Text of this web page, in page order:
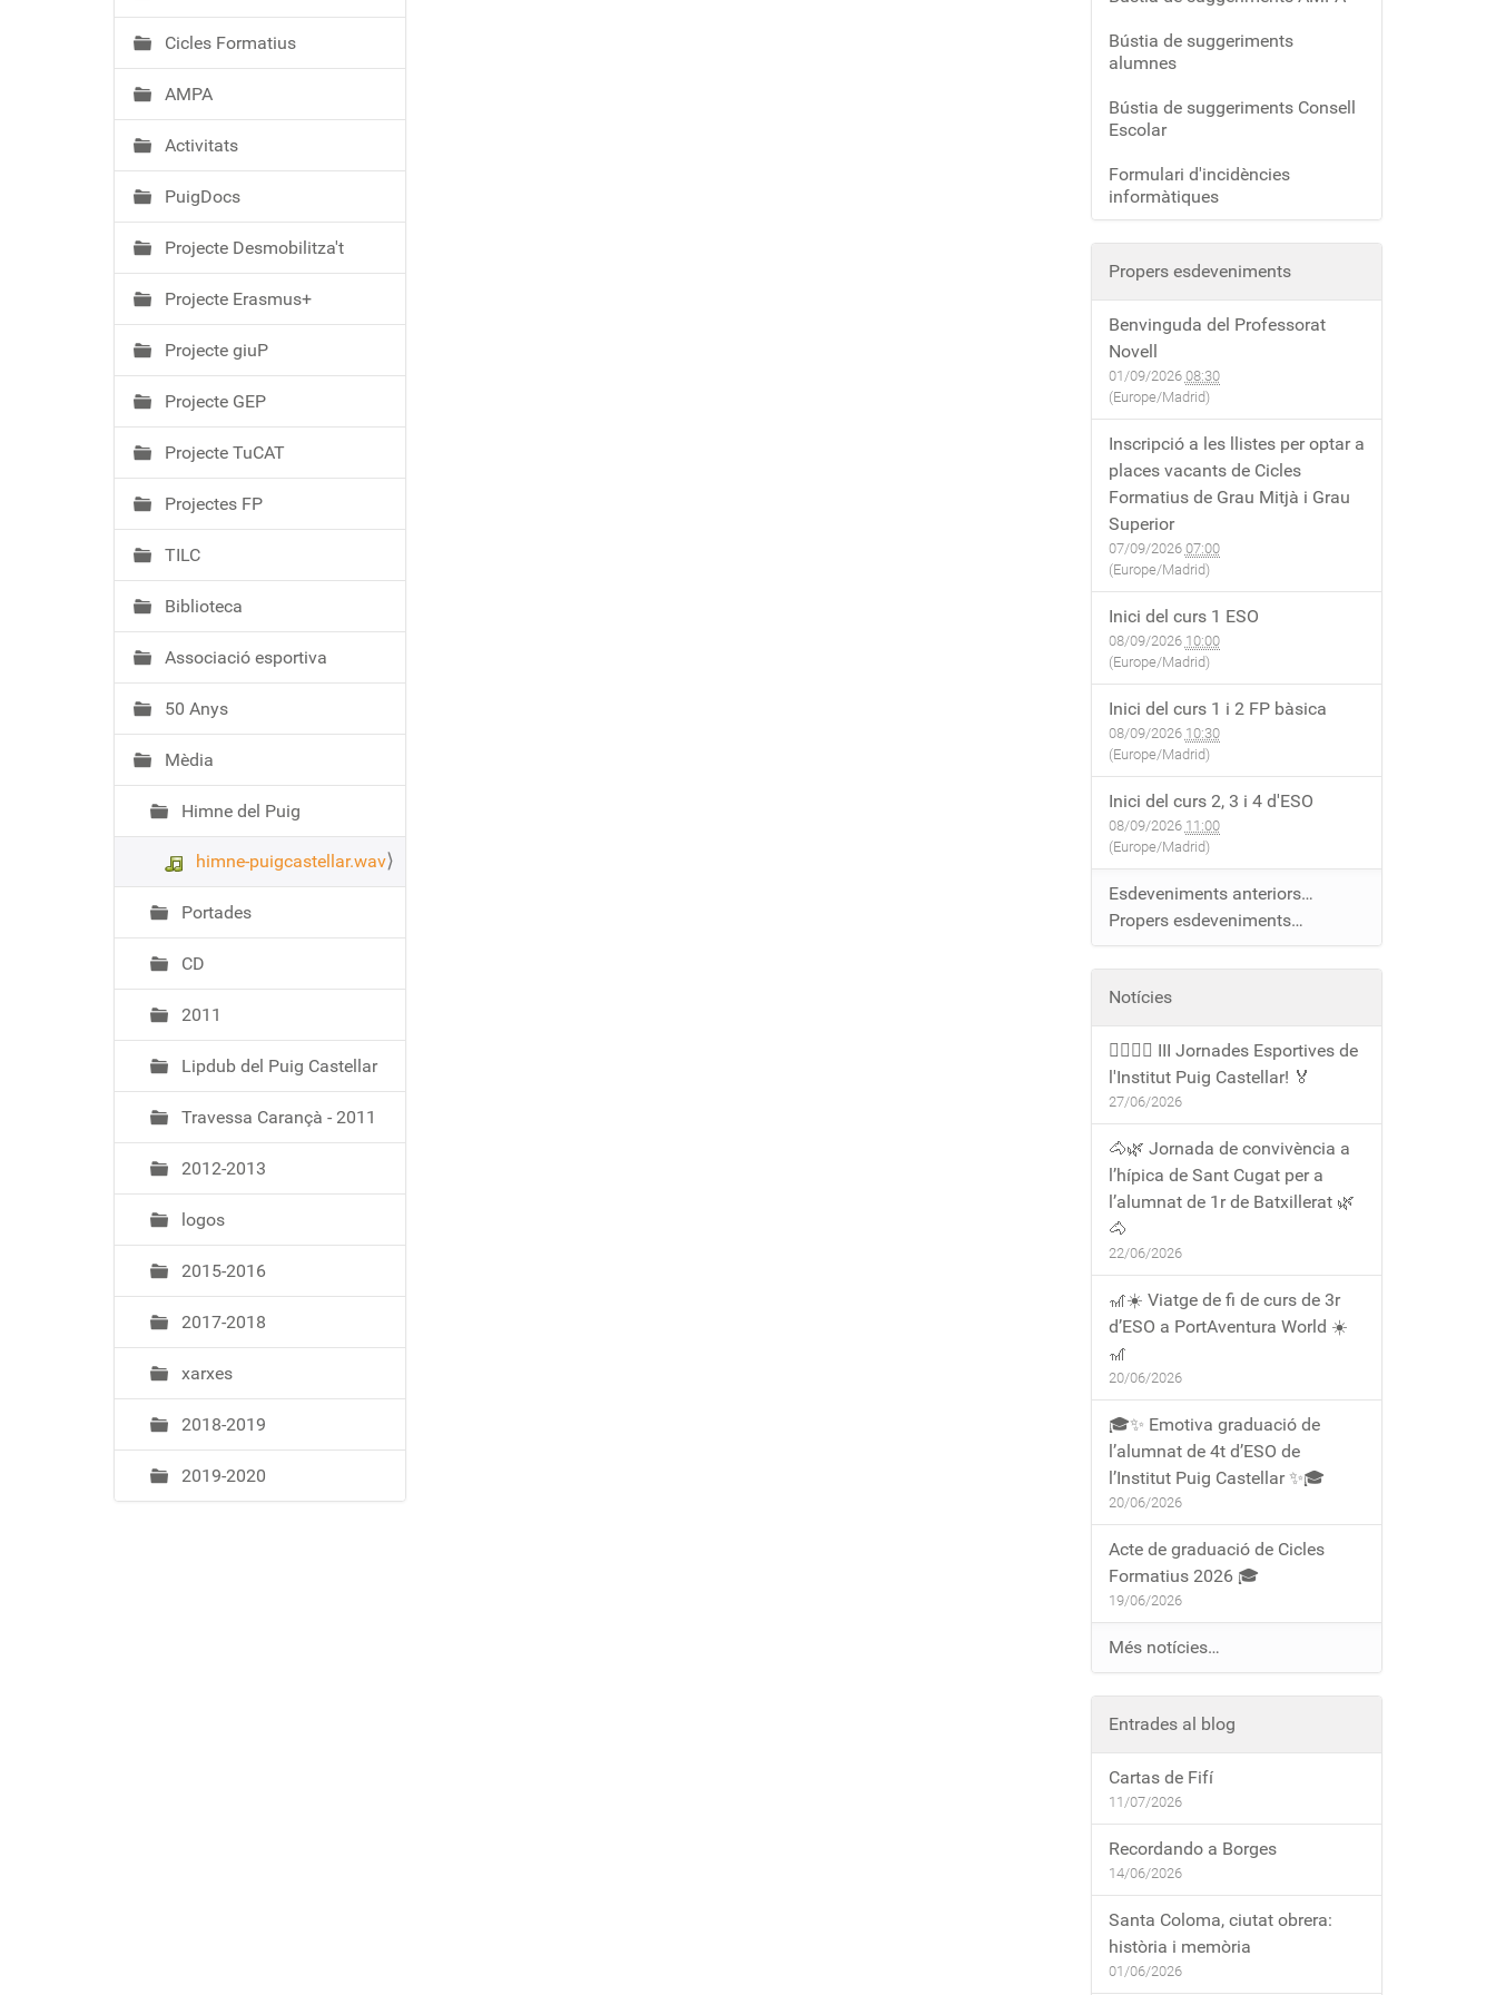
Cicles Formatius
AMPA
Activitats
PuigDocs
Projecte Desmobilitza't
Projecte Erasmus+
Projecte giuP
Projecte GEP
Projecte TuCAT
Projectes FP
TILC
Biblioteca
Associació esportiva
50 Anys
Mèdia
Himne del Puig
himne-puigcastellar.wav
Portades
CD
2011
Lipdub del Puig Castellar
Travessa Carançà - 2011
2012-2013
logos
2015-2016
2017-2018
xarxes
2018-2019
2019-2020
Bústia de suggeriments
alumnes
Bústia de suggeriments Consell
Escolar
Formulari d'incidències
informàtiques
Propers esdeveniments
Benvinguda del Professorat
Novell
01/09/2026 08:30
(Europe/Madrid)
Inscripció a les llistes per optar a
places vacants de Cicles
Formatius de Grau Mitjà i Grau
Superior
07/09/2026 07:00
(Europe/Madrid)
Inici del curs 1 ESO
08/09/2026 10:00
(Europe/Madrid)
Inici del curs 1 i 2 FP bàsica
08/09/2026 10:30
(Europe/Madrid)
Inici del curs 2, 3 i 4 d'ESO
08/09/2026 11:00
(Europe/Madrid)
Esdeveniments anteriors…
Propers esdeveniments…
Notícies
🏃‍♀️🏃‍♂️ III Jornades Esportives de
l'Institut Puig Castellar! 🏅
27/06/2026
🐴🌿 Jornada de convivència a
l’hípica de Sant Cugat per a
l’alumnat de 1r de Batxillerat 🌿
🐴
22/06/2026
🎢☀️ Viatge de fi de curs de 3r
d’ESO a PortAventura World ☀️
🎢
20/06/2026
🎓✨ Emotiva graduació de
l’alumnat de 4t d’ESO de
l’Institut Puig Castellar ✨🎓
20/06/2026
Acte de graduació de Cicles
Formatius 2026 🎓
19/06/2026
Més notícies…
Entrades al blog
Cartas de Fifí
11/07/2026
Recordando a Borges
14/06/2026
Santa Coloma, ciutat obrera:
història i memòria
01/06/2026